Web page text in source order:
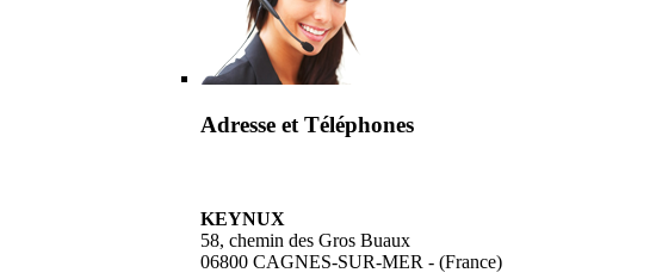
Adresse et Téléphones
KEYNUX
58, chemin des Gros Buaux
06800 CAGNES-SUR-MER - (France)